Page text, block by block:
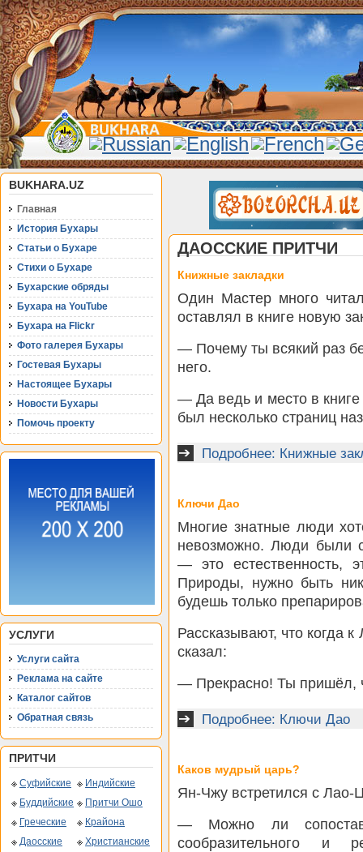
BUKHARA.UZ
Главная
История Бухары
Статьи о Бухаре
Стихи о Бухаре
Бухарские обряды
Бухара на YouTube
Бухара на Flickr
Фото галерея Бухары
Гостевая Бухары
Настоящее Бухары
Новости Бухары
Помочь проекту
УСЛУГИ
Услуги сайта
Реклама на сайте
Каталог сайтов
Обратная связь
ПРИТЧИ
Суфийские
Индийские
Буддийские
Притчи Ошо
Греческие
Крайона
Даосские
Христианские
ДАОССКИЕ ПРИТЧИ
Книжные закладки
Один Мастер много
оставлял в книге новую
— Почему ты всякий раз
него.
— Да ведь и место в книге
был несколько страниц
Подробнее: Книжные
Ключи Дао
Многие знатные люди
невозможно. Люди были
— это естественность,
Природы, нужно быть
будешь только
Рассказывают, что
сказал:
— Прекрасно! Ты пришёл,
Подробнее: Ключи Дао
Каков мудрый царь?
Ян-Чжу встретился с Лао-
— Можно ли
сообразительного и